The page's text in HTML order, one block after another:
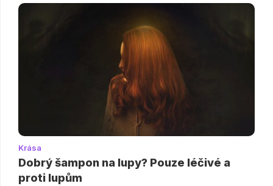
Krása
Dobrý šampon na lupy? Pouze léčivé a
proti lupům